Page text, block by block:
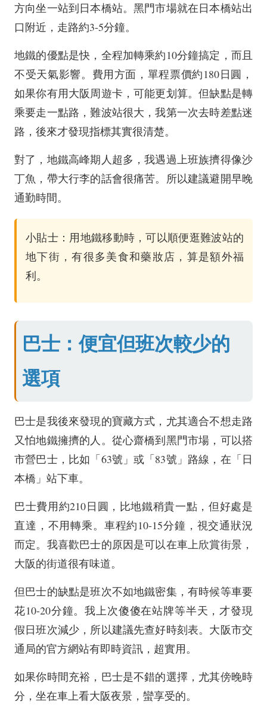
方向坐一站到日本橋站。黑門市場就在日本橋站出
口附近，走路約3-5分鐘。
地鐵的優點是快，全程加轉乘約10分鐘搞定，而且
不受天氣影響。費用方面，單程票價約180日圓，
如果你有用大阪周遊卡，可能更划算。但缺點是轉
乘要走一點路，難波站很大，我第一次去時差點迷
路，後來才發現指標其實很清楚。
對了，地鐵高峰期人超多，我遇過上班族擠得像沙
丁魚，帶大行李的話會很痛苦。所以建議避開早晚
通勤時間。
小貼士：用地鐵移動時，可以順便逛難波站的
地下街，有很多美食和藥妝店，算是額外福
利。
巴士：便宜但班次較少的
選項
巴士是我後來發現的寶藏方式，尤其適合不想走路
又怕地鐵擁擠的人。從心齋橋到黑門市場，可以搭
市營巴士，比如「63號」或「83號」路線，在「日
本橋」站下車。
巴士費用約210日圓，比地鐵稍貴一點，但好處是
直達，不用轉乘。車程約10-15分鐘，視交通狀況
而定。我喜歡巴士的原因是可以在車上欣賞街景，
大阪的街道很有味道。
但巴士的缺點是班次不如地鐵密集，有時候等車要
花10-20分鐘。我上次傻傻在站牌等半天，才發現
假日班次減少，所以建議先查好時刻表。大阪市交
通局的官方網站有即時資訊，超實用。
如果你時間充裕，巴士是不錯的選擇，尤其傍晚時
分，坐在車上看大阪夜景，蠻享受的。